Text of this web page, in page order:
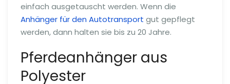
einfach ausgetauscht werden. Wenn die
Anhänger für den Autotransport gut gepflegt
werden, dann halten sie bis zu 20 Jahre.
Pferdeanhänger aus
Polyester